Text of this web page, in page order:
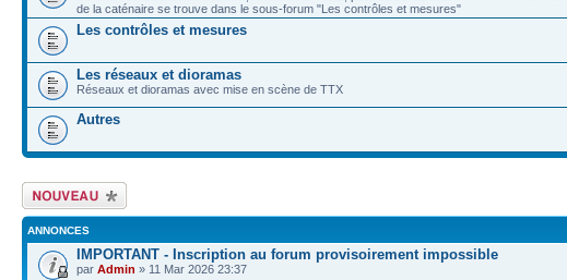
de la caténaire se trouve dans le sous-forum "Les contrôles et mesures"
Les contrôles et mesures
Les réseaux et dioramas
Réseaux et dioramas avec mise en scène de TTX
Autres
Écrire un nouveau
sujet
ANNONCES
IMPORTANT - Inscription au forum provisoirement impossible
par Admin » 11 Mar 2026 23:37